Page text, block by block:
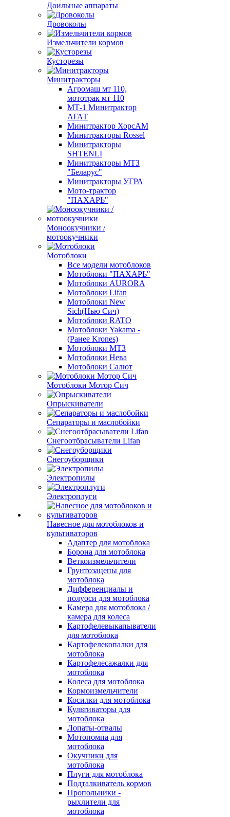
Доильные аппараты
Дровоколы
Измельчители кормов
Кусторезы
Минитракторы
Агромаш мт 110,
мототрак мт 110
МТ-1 Минитрактор
АГАТ
Минитрактор ХорсАМ
Минитракторы Rossel
Минитракторы
SHTENLI
Минитракторы МТЗ
"Беларус"
Минитракторы УГРА
Мото-трактор
"ПАХАРЬ"
Моноокучники /
мотоокучники
Мотоблоки
Все модели мотоблоков
Мотоблоки "ПАХАРЬ"
Мотоблоки AURORA
Мотоблоки Lifan
Мотоблоки New
Sich(Нью Сич)
Мотоблоки RATO
Мотоблоки Yakama -
(Ранее Krones)
Мотоблоки МТЗ
Мотоблоки Нева
Мотоблоки Салют
Мотоблоки Мотор Сич
Опрыскиватели
Сепараторы и маслобойки
Снегоотбрасыватели Lifan
Снегоуборщики
Электропилы
Электроплуги
Навесное для мотоблоков и
культиваторов
Адаптер для мотоблока
Борона для мотоблока
Веткоизмельчители
Грунтозацепы для
мотоблока
Дифференциалы и
полуоси для мотоблока
Камера для мотоблока /
камера для колеса
Картофелевыкапыватели
для мотоблока
Картофелекопалки для
мотоблока
Картофелесажалки для
мотоблока
Колеса для мотоблока
Кормоизмельчители
Косилки для мотоблока
Культиваторы для
мотоблока
Лопаты-отвалы
Мотопомпа для
мотоблока
Окучники для
мотоблока
Плуги для мотоблока
Подталкиватель кормов
Пропольники -
рыхлители для
мотоблока